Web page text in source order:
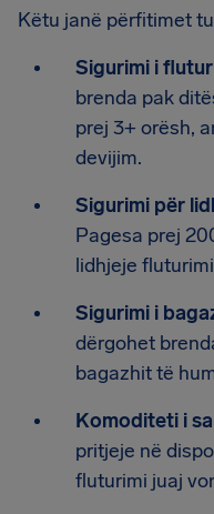
Këtu janë përfitimet
Sigurimi i
brenda pak
prej 3+ orësh,
devijim.
Sigurimi për
Pagesa prej
lidhjeje
Sigurimi i
dërgohet
bagazhit të
Komoditeti i
pritjeje në
fluturimi juaj